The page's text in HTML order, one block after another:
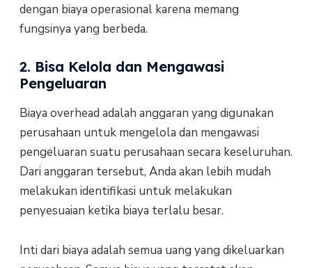
dengan biaya operasional karena memang
fungsinya yang berbeda.
2. Bisa Kelola dan Mengawasi
Pengeluaran
Biaya overhead adalah anggaran yang digunakan
perusahaan untuk mengelola dan mengawasi
pengeluaran suatu perusahaan secara keseluruhan.
Dari anggaran tersebut, Anda akan lebih mudah
melakukan identifikasi untuk melakukan
penyesuaian ketika biaya terlalu besar.
Inti dari biaya adalah semua uang yang dikeluarkan